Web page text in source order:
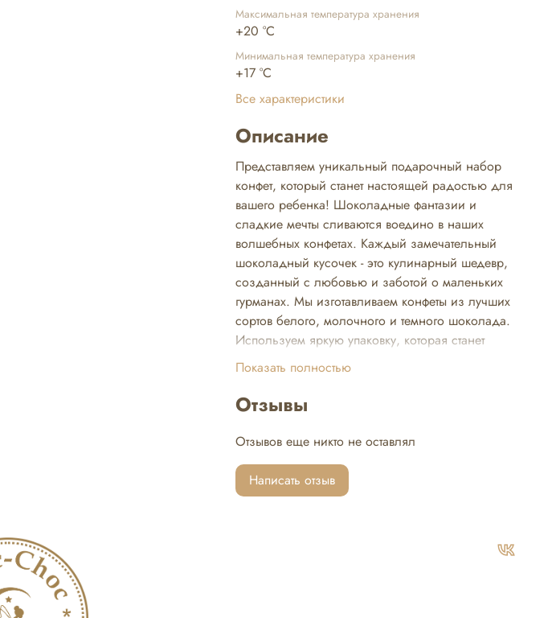
Максимальная температура хранения
+20 °C
Минимальная температура хранения
+17 °C
Все характеристики
Описание
Представляем уникальный подарочный набор
конфет, который станет настоящей радостью для
вашего ребенка! Шоколадные фантазии и
сладкие мечты сливаются воедино в наших
волшебных конфетах. Каждый замечательный
шоколадный кусочек - это кулинарный шедевр,
созданный с любовью и заботой о маленьких
гурманах. Мы изготавливаем конфеты из лучших
сортов белого, молочного и темного шоколада.
Используем яркую упаковку, которая станет
настоящим украшением праздника.
Показать полностью
Отзывы
Отзывов еще никто не оставлял
Написать отзыв